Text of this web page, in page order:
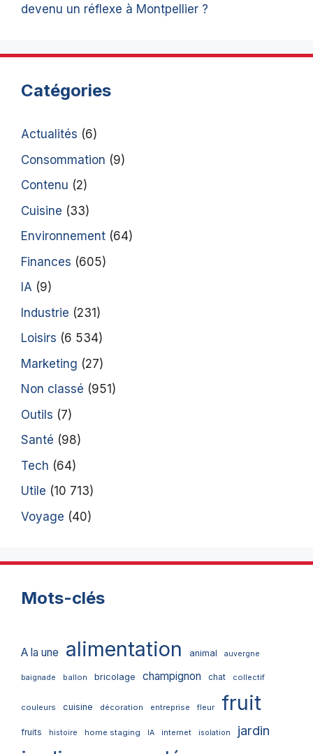
devenu un réflexe à Montpellier ?
Catégories
Actualités (6)
Consommation (9)
Contenu (2)
Cuisine (33)
Environnement (64)
Finances (605)
IA (9)
Industrie (231)
Loisirs (6 534)
Marketing (27)
Non classé (951)
Outils (7)
Santé (98)
Tech (64)
Utile (10 713)
Voyage (40)
Mots-clés
A la une alimentation animal auvergne
baignade ballon bricolage champignon chat collectif
couleurs cuisine décoration entreprise fleur fruit
fruits histoire home staging IA internet isolation jardin